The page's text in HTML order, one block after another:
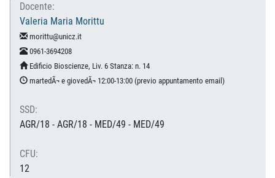
Docente:
Valeria Maria Morittu
morittu@unicz.it
0961-3694208
Edificio Bioscienze, Liv. 6 Stanza: n. 14
martedÃ¬ e giovedÃ¬ 12:00-13:00 (previo appuntamento email)
SSD:
AGR/18 - AGR/18 - MED/49 - MED/49
CFU:
12